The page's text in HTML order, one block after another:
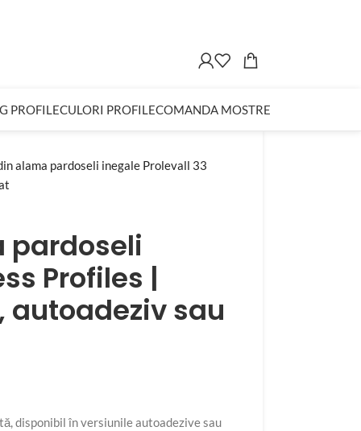
PROFILECULORI PROFILECOMANDA MOSTRE
alama pardoseli inegale Prolevall 33
pardoseli
Profiles |
sau
disponibil în versiunile autoadezive sau